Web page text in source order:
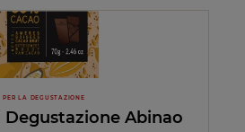
PER LA DEGUSTAZIONE
Degustazione Abinao